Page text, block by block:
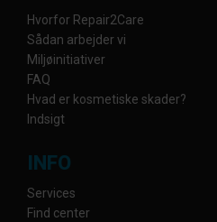
Hvorfor Repair2Care
Sådan arbejder vi
Miljøinitiativer
FAQ
Hvad er kosmetiske skader?
Indsigt
INFO
Services
Find center